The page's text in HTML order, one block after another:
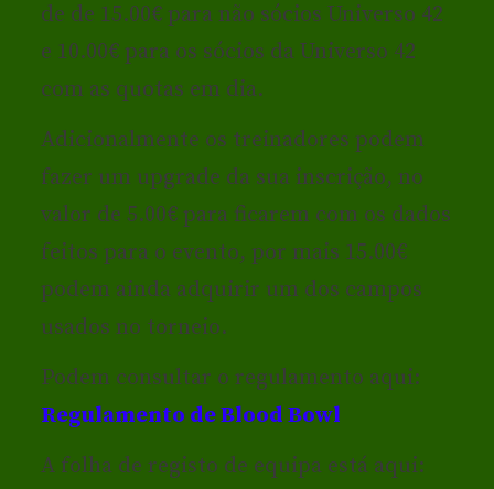
de de 15.00€ para não sócios Universo 42
e 10.00€ para os sócios da Universo 42
com as quotas em dia.
Adicionalmente os treinadores podem
fazer um upgrade da sua inscrição, no
valor de 5.00€ para ficarem com os dados
feitos para o evento, por mais 15.00€
podem ainda adquirir um dos campos
usados no torneio.
Podem consultar o regulamento aqui:
Regulamento de Blood Bowl
A folha de registo de equipa está aqui: